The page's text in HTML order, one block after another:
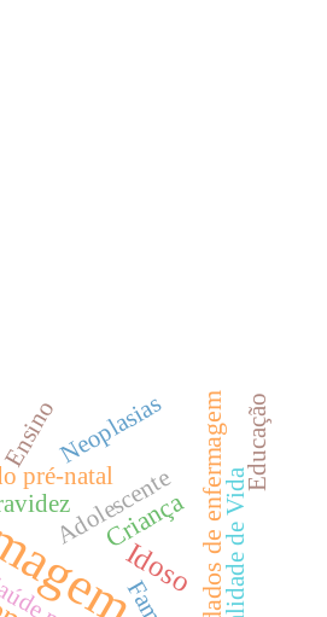
Idoso Cuidados de enfermagem
Criança
pré-natal
Adolescente
EnsinoNeoplasias
Qualidade de Vida
Educação